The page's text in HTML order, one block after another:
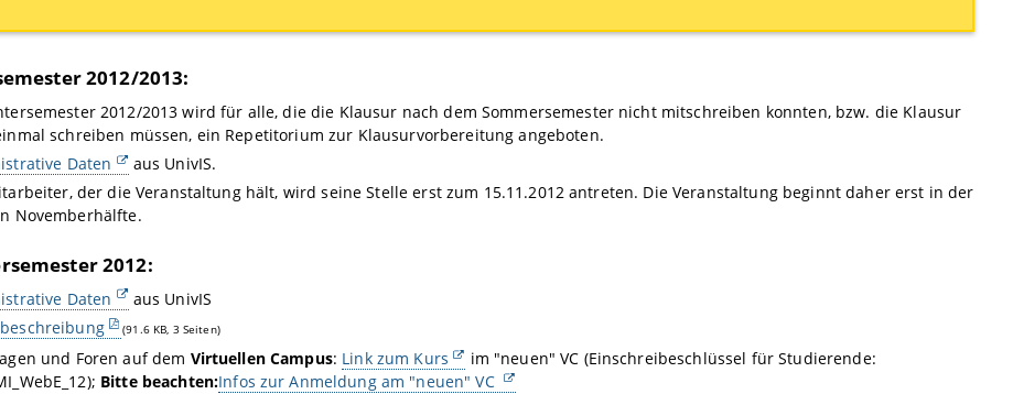
2012/2013:
2012/2013 wird für alle, die die Klausur nach dem Sommersemester nicht mitschreiben konnten, bzw. die Klausur
schreiben müssen, ein Repetitorium zur Klausurvorbereitung angeboten.
Daten
aus UnivIS.
der die Veranstaltung hält, wird seine Stelle erst zum 15.11.2012 antreten. Die Veranstaltung beginnt daher erst in der
Novemberhälfte.
2012:
Daten
aus UnivIS
(91.6 KB, 3 Seiten)
und Foren auf dem Virtuellen Campus: Link zum Kurs
im "neuen" VC (Einschreibeschlüssel für Studierende:
Bitte beachten:Infos zur Anmeldung am "neuen" VC